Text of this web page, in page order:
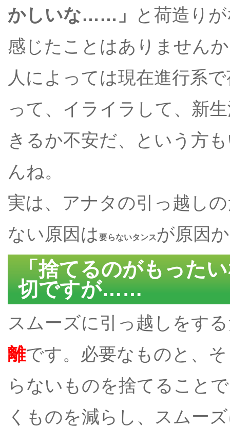
かしいな……」
と荷造り
感じたことはありません
人によっては現在進行系
って、イライラして、新
きるか不安だ、という方
んね。
実は、アナタの引っ越し
ない原因は 要らないタンスが原因
「捨てるのがもった
切ですが……
スムーズに引っ越しをす
離です。必要なものと、
らないものを捨てること
くものを減らし、スムー